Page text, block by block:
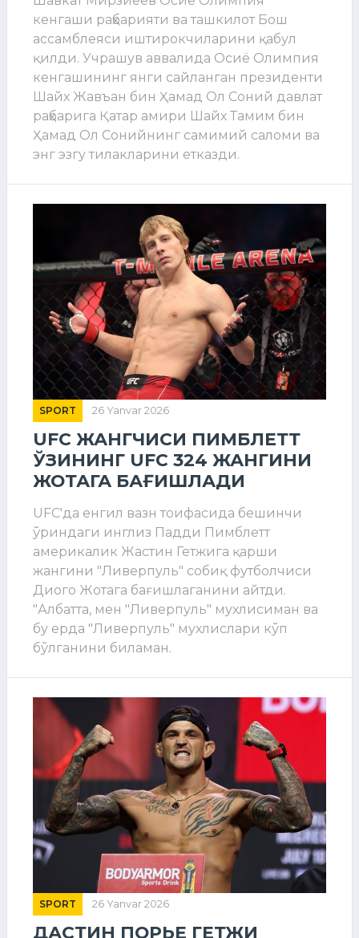
кенгаши раҳбарияти ва ташкилот Бош
ассамблеяси иштирокчиларини қабул
қилди. Учрашув аввалида Осиё Олимпия
кенгашининг янги сайланган президенти
Шайх Жавъан бин Ҳамад Ол Соний давлат
раҳбарига Қатар амири Шайх Тамим бин
Ҳамад Ол Сонийнинг самимий саломи ва
энг эзгу тилакларини етказди.
SPORT 26 Yanvar 2026
UFC ЖАНГЧИСИ ПИМБЛЕТТ
ЎЗИНИНГ UFC 324 ЖАНГИНИ
ЖОТАГА БАҒИШЛАДИ
UFC'да енгил вазн тоифасида бешинчи
ўриндаги инглиз Падди Пимблетт
америкалик Жастин Гетжига қарши
жангини "Ливерпуль" собиқ футболчиси
Диого Жотага бағишлаганини айтди.
"Албатта, мен "Ливерпуль" мухлисиман ва
бу ерда "Ливерпуль" мухлислари кўп
бўлганини биламан.
SPORT 26 Yanvar 2026
ДАСТИН ПОРЬЕ ГЕТЖИ